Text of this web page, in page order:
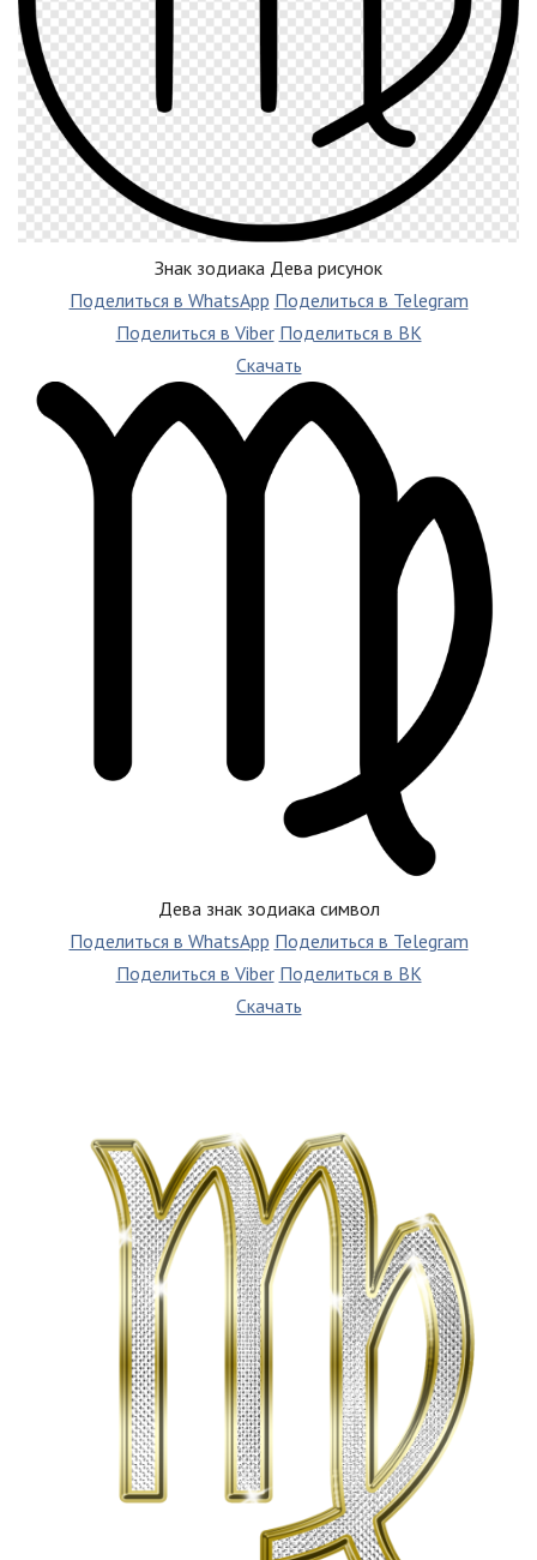
Знак зодиака Дева рисунок
Поделиться в WhatsApp Поделиться в Telegram
Поделиться в Viber Поделиться в ВК
Скачать
Дева знак зодиака символ
Поделиться в WhatsApp Поделиться в Telegram
Поделиться в Viber Поделиться в ВК
Скачать